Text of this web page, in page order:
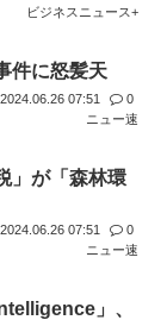
ビジネスニュース+
件に怒髪天
2024.06.26 07:51
0
ニュー速
」が「森林環
2024.06.26 07:51
0
ニュー速
」、